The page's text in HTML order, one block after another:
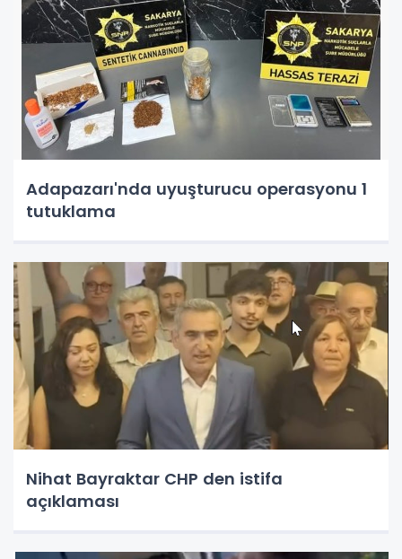
Adapazarı'nda uyuşturucu operasyonu 1
tutuklama
Nihat Bayraktar CHP den istifa
açıklaması